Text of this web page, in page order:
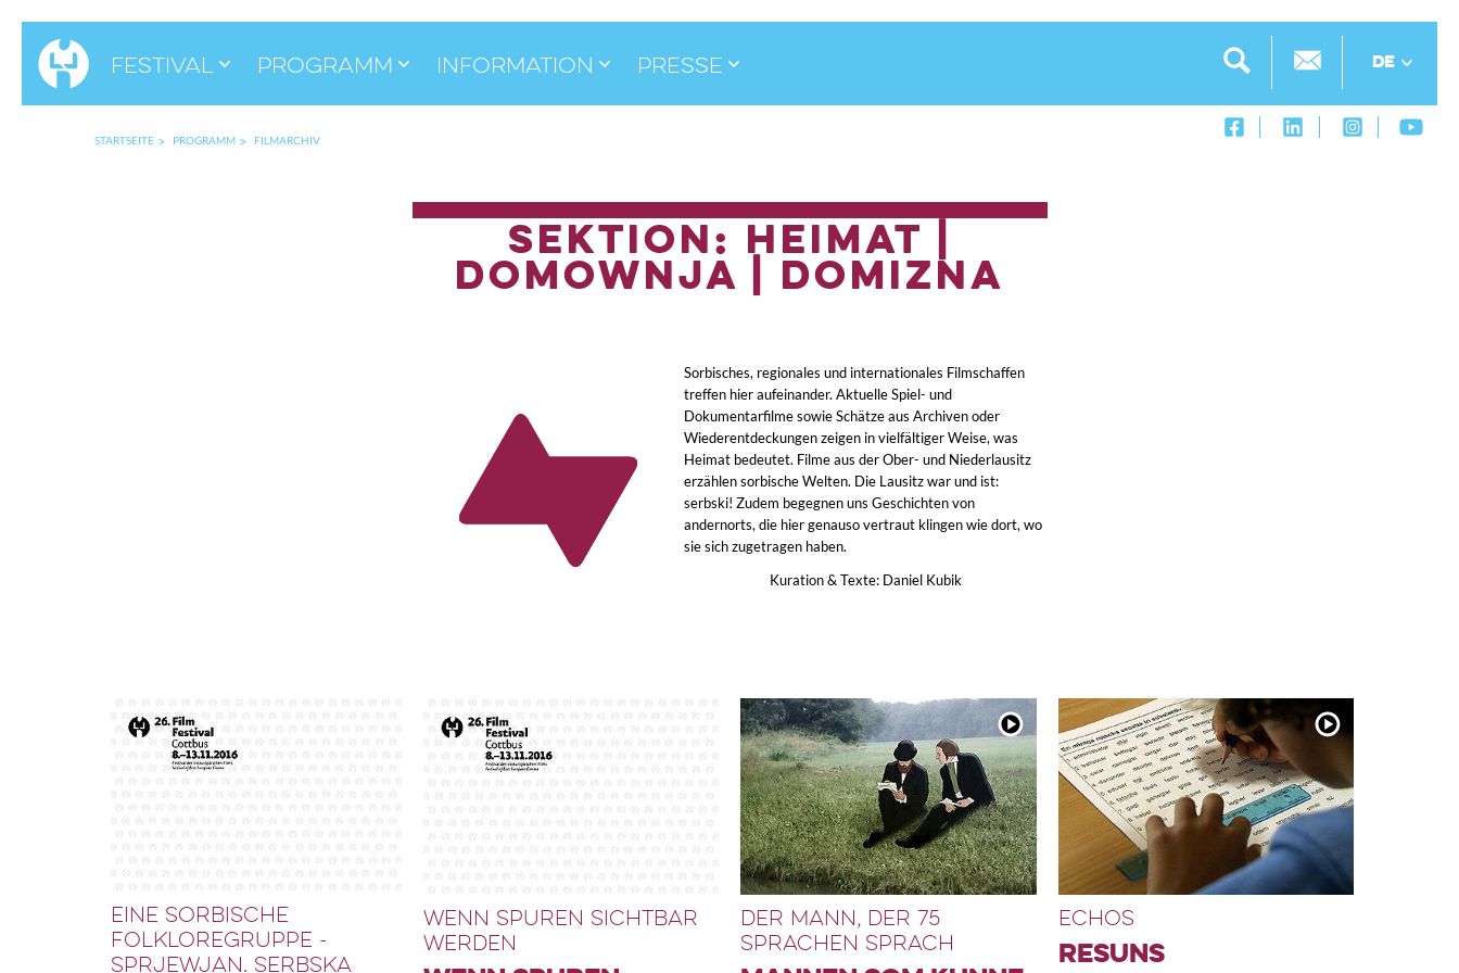
Festival Programm Information Presse DE
STARTSEITE PROGRAMM FILMARCHIV
SEKTION: Heimat |
Domownja | Domizna
Sorbisches, regionales und internationales Filmschaffen
treffen hier aufeinander. Aktuelle Spiel- und
Dokumentarfilme sowie Schätze aus Archiven oder
Wiederentdeckungen zeigen in vielfältiger Weise, was
Heimat bedeutet. Filme aus der Ober- und Niederlausitz
erzählen sorbische Welten. Die Lausitz war und ist:
serbski! Zudem begegnen uns Geschichten von
andernorts, die hier genauso vertraut klingen wie dort, wo
sie sich zugetragen haben.
Kuration & Texte: Daniel Kubik
EINE SORBISCHE
FOLKLOREGRUPPE -
SPRJEWJAN. SERBSKA
WENN SPUREN SICHTBAR
WERDEN
DER MANN, DER 75
SPRACHEN SPRACH
ECHOS
RESUNS